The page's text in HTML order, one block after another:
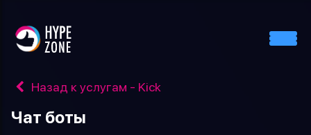
Назад к услугам - Kick
Чат боты